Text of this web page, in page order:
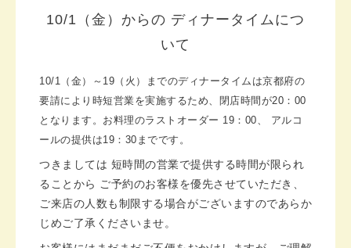
10/1（金）からの ディナータイムにつ
いて
10/1（金）～19（火）までのディナータイムは京都府の
要請により時短営業を実施するため、閉店時間が20：00
となります。お料理のラストオーダー 19：00、 アルコ
ールの提供は19：30までです。
つきましては 短時間の営業で提供する時間が限られ
ることから ご予約のお客様を優先させていただき、
ご来店の人数も制限する場合がございますのであらか
じめご了承くださいませ。